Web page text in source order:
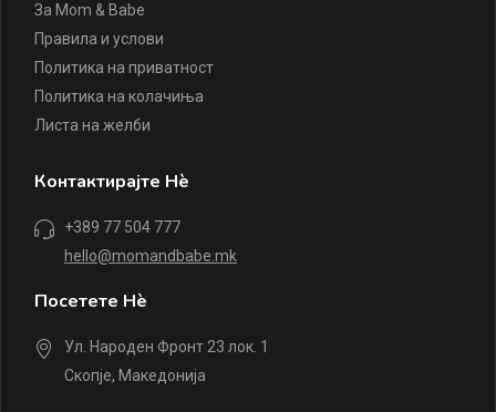
За Mom & Babe
Правила и услови
Политика на приватност
Политика на колачиња
Листа на желби
Контактирајте Нè
+389 77 504 777
hello@momandbabe.mk
Посетете Нè
Ул. Народен Фронт 23 лок. 1
Скопје, Македонија